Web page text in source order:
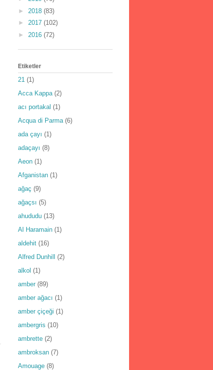
► 2018 (83)
► 2017 (102)
► 2016 (72)
Etiketler
21 (1)
Acca Kappa (2)
acı portakal (1)
Acqua di Parma (6)
ada çayı (1)
adaçayı (8)
Aeon (1)
Afganistan (1)
ağaç (9)
ağaçsı (5)
ahududu (13)
Al Haramain (1)
aldehit (16)
Alfred Dunhill
(2)
alkol (1)
amber (89)
amber ağacı (1)
amber çiçeği (1)
ambergris (10)
ambrette (2)
ambroksan (7)
Amouage (8)